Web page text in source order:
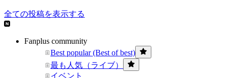
全ての投稿を表示する
Fanplus community
Best popular (Best of best)
最も人気（ライブ）
イベント